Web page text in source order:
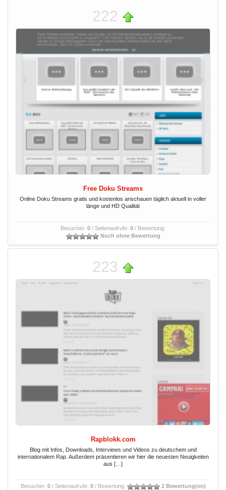
222
Free Doku Streams
Online Doku Streams gratis und kostenlos anschauen täglich aktuell in voller
länge und HD Qualität
Besucher: 0 / Seitenaufrufe: 0 / Bewertung:
Noch ohne Bewertung
223
Rapblokk.com
Blog mit Infos, Downloads, Interviews und Videos zu deutschem und
internationalem Rap. Außerdem präsentieren wir hier die neuesten Neuigkeiten
aus […]
Besucher: 0/ Seitenaufrufe: 0/ Bewertung: 2 Bewertung(en)